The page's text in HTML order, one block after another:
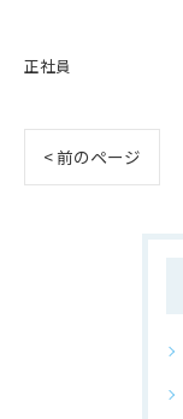
正社員
< 前のページ